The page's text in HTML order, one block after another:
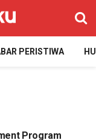
PERISTIWA
Program